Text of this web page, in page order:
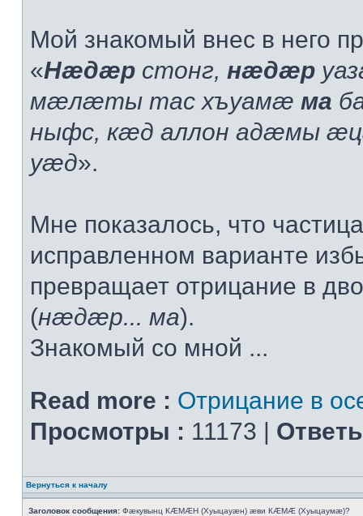
Мой знакомый внес в него
«Нæдæр стонг, нæдæр
мæлæты тас хъуамæ ма
ныфс, кæд аллон адæмы
уæд».
Мне показалось, что
исправленном варианте
превращает отрицание в
(нæдæр... ма).
Знакомый со мной ...
Read more : Отрицание в
Просмотры : 11173 |
Вернуться к началу
Заголовок сообщения: Фæкувынц КÆМÆН (Хуыцауæн) æви КÆМÆ (Хуыцаумæ)?